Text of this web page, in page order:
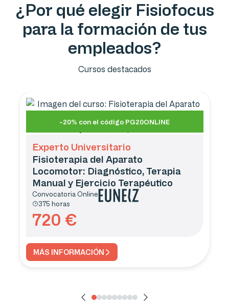
¿Por qué elegir Fisiofocus
para la formación de tus
empleados?
Cursos destacados
-20% con el código PG20ONLINE
Experto Universitario
Fisioterapia del Aparato
Locomotor: Diagnóstico, Terapia
Manual y Ejercicio Terapéutico
Convocatoria Online
375 horas
720 €
MÁS INFORMACIÓN